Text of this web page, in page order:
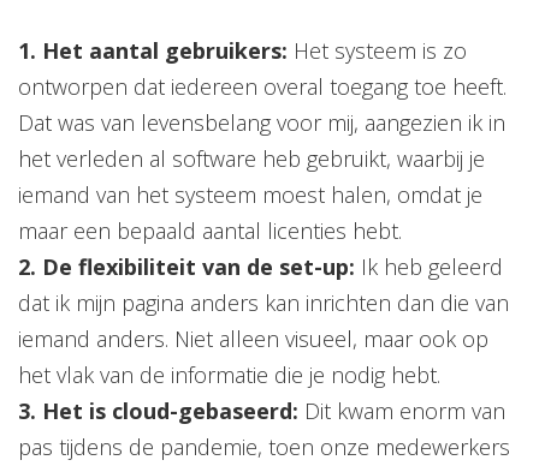
1. Het aantal gebruikers: Het systeem is zo
ontworpen dat iedereen overal toegang toe heeft.
Dat was van levensbelang voor mij, aangezien ik in
het verleden al software heb gebruikt, waarbij je
iemand van het systeem moest halen, omdat je
maar een bepaald aantal licenties hebt.
2. De flexibiliteit van de set-up: Ik heb geleerd
dat ik mijn pagina anders kan inrichten dan die van
iemand anders. Niet alleen visueel, maar ook op
het vlak van de informatie die je nodig hebt.
3. Het is cloud-gebaseerd: Dit kwam enorm van
pas tijdens de pandemie, toen onze medewerkers